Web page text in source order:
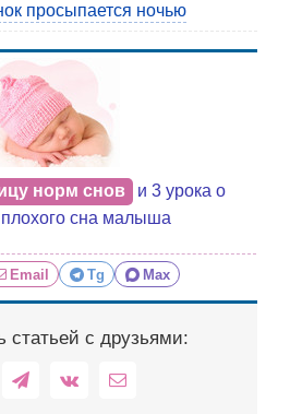
просыпается ночью
норм снов
и 3 урока о
сна малыша
Email Tg Max
статьей с друзьями:
Telegram
Vk Email